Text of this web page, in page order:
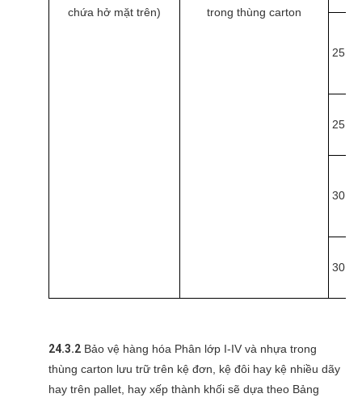
chứa hở mặt trên)
trong thùng carton
25
25
30
30
24.3.2 Bảo vệ hàng hóa Phân lớp I-IV và nhựa trong
thùng carton lưu trữ trên kệ đơn, kệ đôi hay kệ nhiều dãy
hay trên pallet, hay xếp thành khối sẽ dựa theo Bảng